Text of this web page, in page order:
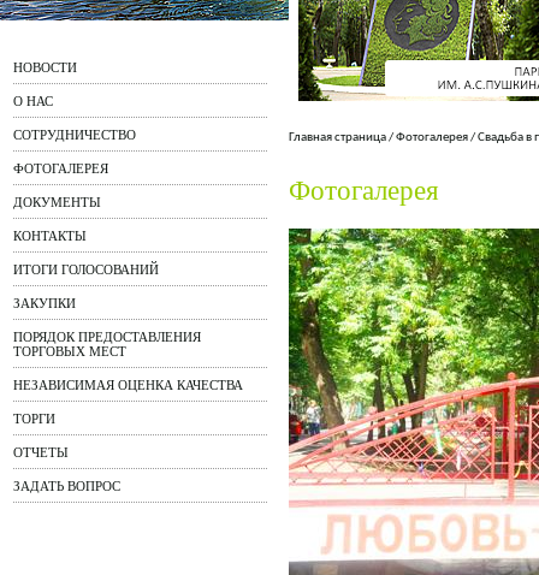
НОВОСТИ
О НАС
СОТРУДНИЧЕСТВО
ФОТОГАЛЕРЕЯ
ДОКУМЕНТЫ
КОНТАКТЫ
ИТОГИ ГОЛОСОВАНИЙ
ЗАКУПКИ
ПОРЯДОК ПРЕДОСТАВЛЕНИЯ
ТОРГОВЫХ МЕСТ
НЕЗАВИСИМАЯ ОЦЕНКА КАЧЕСТВА
ТОРГИ
ОТЧЕТЫ
ЗАДАТЬ ВОПРОС
Главная страница/Фотогалерея/Свадьба в
Фотогалерея